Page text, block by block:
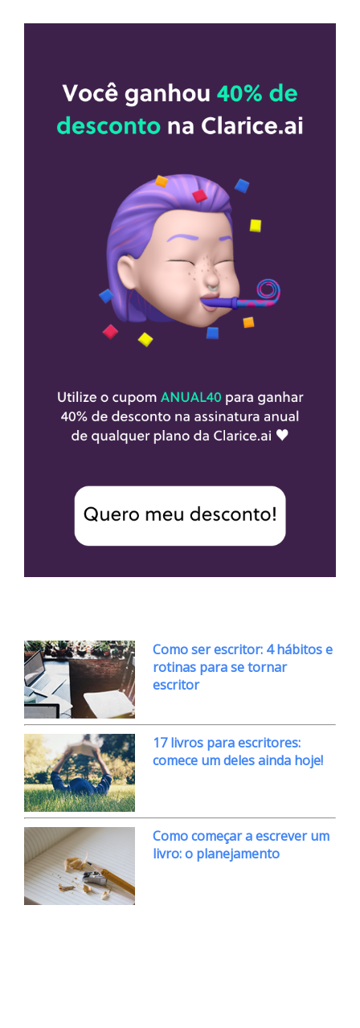
Como ser escritor: 4 hábitos e
rotinas para se tornar
escritor
17 livros para escritores:
comece um deles ainda hoje!
Como começar a escrever um
livro: o planejamento